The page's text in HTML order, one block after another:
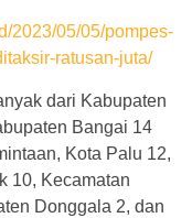
2023/05/05/pompes-
ratusan-juta/
dari Kabupaten
Bangai 14
Kota Palu 12,
10, Kecamatan
Donggala 2, dan